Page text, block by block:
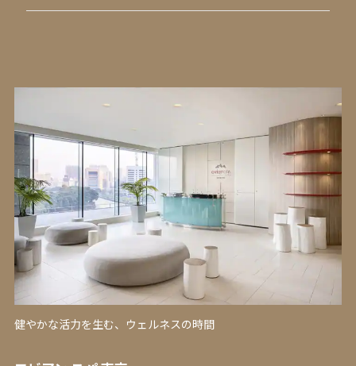
健やかな活力を生む、ウェルネスの時間